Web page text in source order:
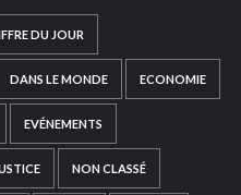
DU JOUR
DANS LE MONDE ECONOMIE
EVÉNEMENTS
NON CLASSÉ